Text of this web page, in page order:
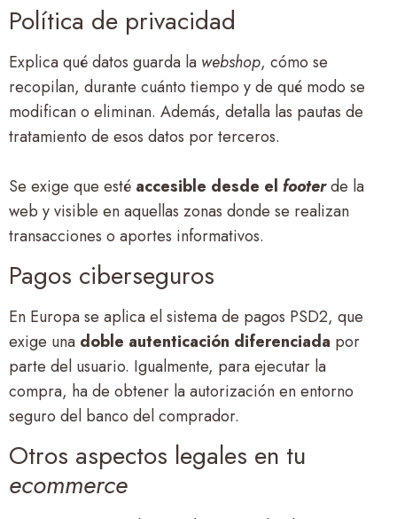
Política de privacidad
Explica qué datos guarda la webshop, cómo se
recopilan, durante cuánto tiempo y de qué modo se
modifican o eliminan. Además, detalla las pautas de
tratamiento de esos datos por terceros.
Se exige que esté accesible desde el footerde la
web y visible en aquellas zonas donde se realizan
transacciones o aportes informativos.
Pagos ciberseguros
En Europa se aplica el sistema de pagos PSD2, que
exige una doble autenticación diferenciada por
parte del usuario. Igualmente, para ejecutar la
compra, ha de obtener la autorización en entorno
seguro del banco del comprador.
Otros aspectos legales en tu
ecommerce